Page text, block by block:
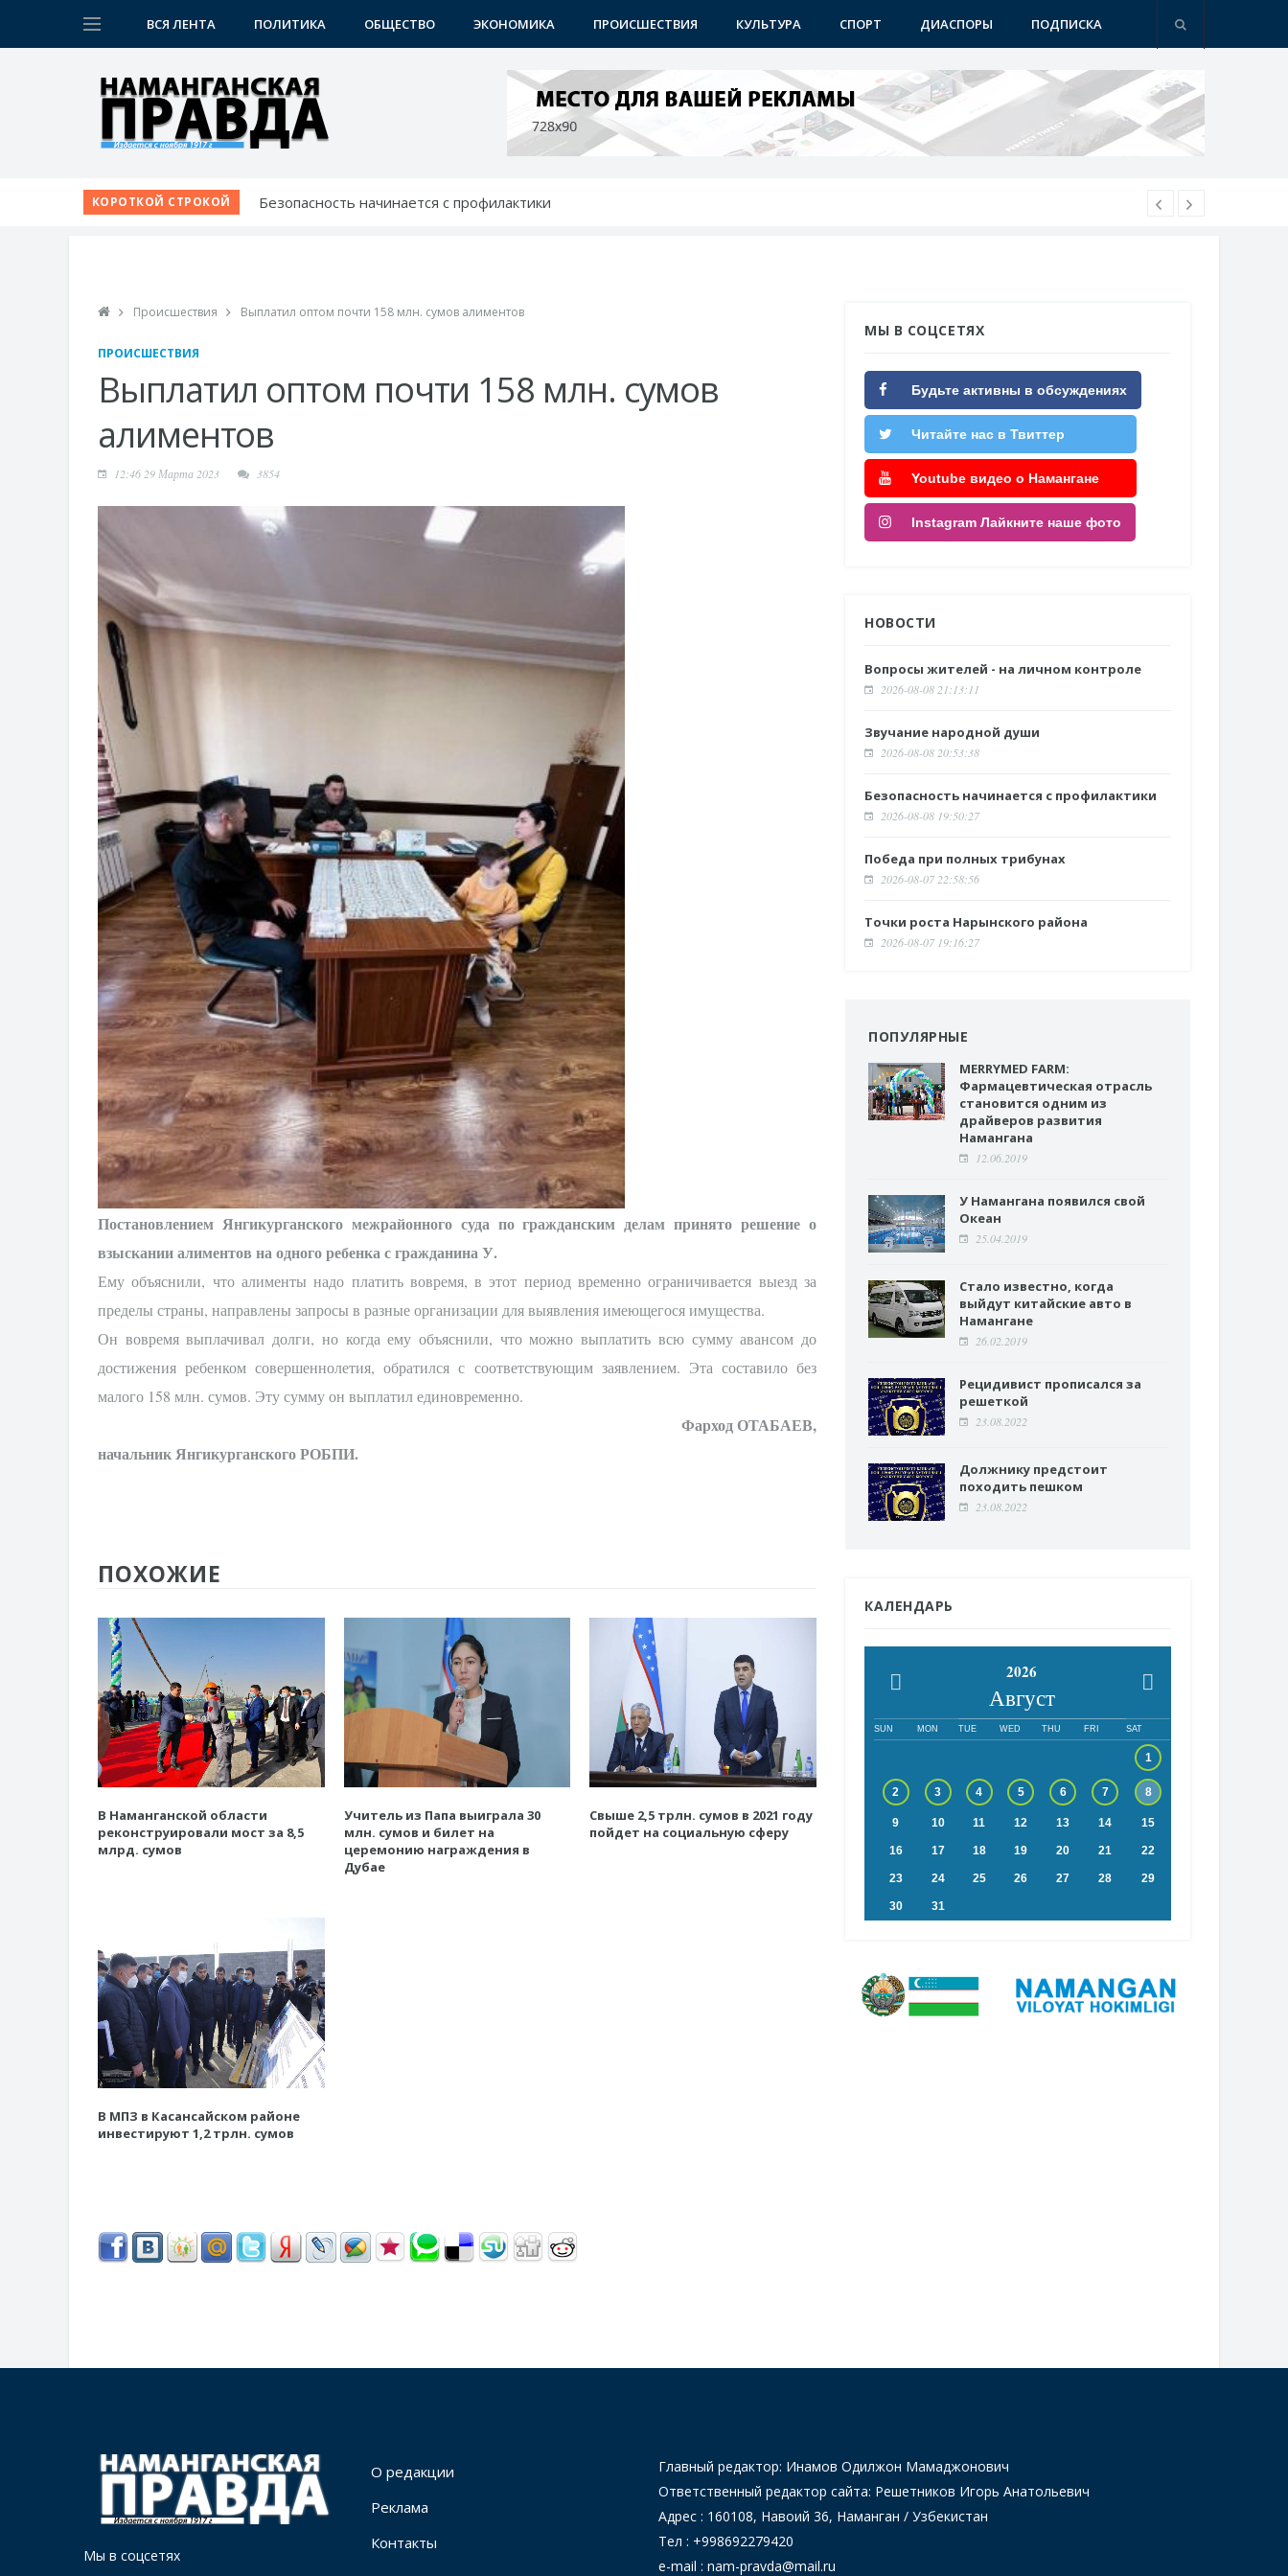
ВСЯ ЛЕНТА ПОЛИТИКА ОБЩЕСТВО ЭКОНОМИКА ПРОИСШЕСТВИЯ КУЛЬТУРА СПОРТ ДИАСПОРЫ ПОДПИСКА
КОРОТКОЙ СТРОКОЙ
Безопасность начинается с профилактики
Происшествия Выплатил оптом почти 158 млн. сумов алиментов
ПРОИСШЕСТВИЯ
Выплатил оптом почти 158 млн. сумов
алиментов
12:46 29 Марта 2023 3854
Постановлением Янгикурганского межрайонного суда по гражданским делам принято решение о
взыскании алиментов на одного ребенка с гражданина У.
Ему объяснили, что алименты надо платить вовремя, в этот период временно ограничивается выезд за
пределы страны, направлены запросы в разные организации для выявления имеющегося имущества.
Он вовремя выплачивал долги, но когда ему объяснили, что можно выплатить всю сумму авансом до
достижения ребенком совершеннолетия, обратился с соответствующим заявлением. Эта составило без
малого 158 млн. сумов. Эту сумму он выплатил единовременно.
Фарход ОТАБАЕВ,
начальник Янгикурганского РОБПИ.
ПОХОЖИЕ
В Наманганской области
реконструировали мост за 8,5
млрд. сумов
Учитель из Папа выиграла 30
млн. сумов и билет на
церемонию награждения в
Дубае
Свыше 2,5 трлн. сумов в 2021 году
пойдет на социальную сферу
В МПЗ в Касансайском районе
инвестируют 1,2 трлн. сумов
МЫ В СОЦСЕТЯХ
Будьте активны в обсуждениях
Читайте нас в Твиттер
Youtube видео о Намангане
Instagram Лайкните наше фото
НОВОСТИ
Вопросы жителей - на личном контроле
2026-08-08 21:13:11
Звучание народной души
2026-08-08 20:53:38
Безопасность начинается с профилактики
2026-08-08 19:50:27
Победа при полных трибунах
2026-08-07 22:58:56
Точки роста Нарынского района
2026-08-07 19:16:27
ПОПУЛЯРНЫЕ
MERRYMED FARM:
Фармацевтическая отрасль
становится одним из
драйверов развития
Намангана
12.06.2019
У Намангана появился свой
Океан
25.04.2019
Стало известно, когда
выйдут китайские авто в
Намангане
26.02.2019
Рецидивист прописался за
решеткой
23.08.2022
Должнику предстоит
походить пешком
23.08.2022
КАЛЕНДАРЬ
2026
Август
SUN MON TUE WED THU FRI SAT
1
2 3 4 5 6 7 8
9 10 11 12 13 14 15
16 17 18 19 20 21 22
23 24 25 26 27 28 29
30 31
Мы в соцсетях
О редакции
Реклама
Контакты
Главный редактор: Инамов Одилжон Мамаджонович
Ответственный редактор сайта: Решетников Игорь Анатольевич
Адрес : 160108, Навоий 36, Наманган / Узбекистан
Тел : +998692279420
e-mail : nam-pravda@mail.ru